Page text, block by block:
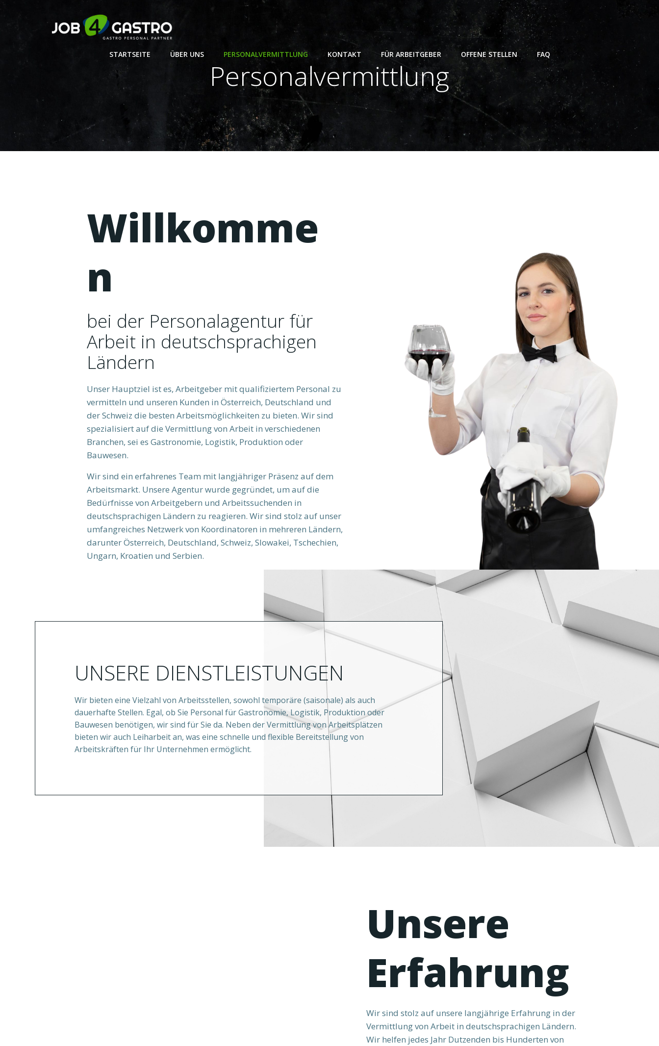
STARTSEITE ÜBER UNS PERSONALVERMITTLUNG KONTAKT FÜR ARBEITGEBER OFFENE STELLEN FAQ
Personalvermittlung
Willkomme
n
bei der Personalagentur für
Arbeit in deutschsprachigen
Ländern
Unser Hauptziel ist es, Arbeitgeber mit qualifiziertem Personal zu
vermitteln und unseren Kunden in Österreich, Deutschland und
der Schweiz die besten Arbeitsmöglichkeiten zu bieten. Wir sind
spezialisiert auf die Vermittlung von Arbeit in verschiedenen
Branchen, sei es Gastronomie, Logistik, Produktion oder
Bauwesen.
Wir sind ein erfahrenes Team mit langjähriger Präsenz auf dem
Arbeitsmarkt. Unsere Agentur wurde gegründet, um auf die
Bedürfnisse von Arbeitgebern und Arbeitssuchenden in
deutschsprachigen Ländern zu reagieren. Wir sind stolz auf unser
umfangreiches Netzwerk von Koordinatoren in mehreren Ländern,
darunter Österreich, Deutschland, Schweiz, Slowakei, Tschechien,
Ungarn, Kroatien und Serbien.
UNSERE DIENSTLEISTUNGEN
Wir bieten eine Vielzahl von Arbeitsstellen, sowohl temporäre (saisonale) als auch
dauerhafte Stellen. Egal, ob Sie Personal für Gastronomie, Logistik, Produktion oder
Bauwesen benötigen, wir sind für Sie da. Neben der Vermittlung von Arbeitsplätzen
bieten wir auch Leiharbeit an, was eine schnelle und flexible Bereitstellung von
Arbeitskräften für Ihr Unternehmen ermöglicht.
Unsere
Erfahrung
Wir sind stolz auf unsere langjährige Erfahrung in der
Vermittlung von Arbeit in deutschsprachigen Ländern.
Wir helfen jedes Jahr Dutzenden bis Hunderten von